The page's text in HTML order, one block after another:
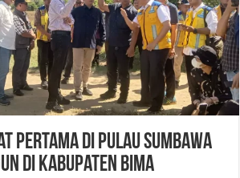
Pertama di Pulau Sumbawa
di Kabupaten Bima